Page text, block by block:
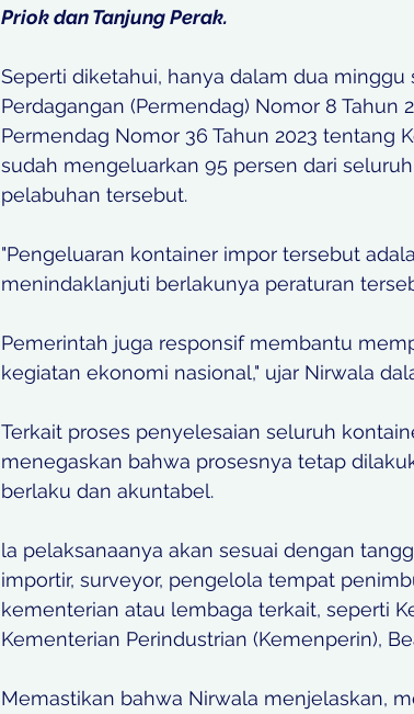
Priok dan Tanjung Perak.
Seperti diketahui, hanya dalam dua
Perdagangan (Permendag) Nomor 8 Tahun
Permendag Nomor 36 Tahun 2023 tentang
sudah mengeluarkan 95 persen dari
pelabuhan tersebut.
"Pengeluaran kontainer impor tersebut
menindaklanjuti berlakunya peraturan
Pemerintah juga responsif membantu
kegiatan ekonomi nasional," ujar Nirwala
Terkait proses penyelesaian seluruh
menegaskan bahwa prosesnya tetap
berlaku dan akuntabel.
la pelaksanaanya akan sesuai dengan
importir, surveyor, pengelola tempat
kementerian atau lembaga terkait, seperti
Kementerian Perindustrian (Kemenperin),
Memastikan bahwa Nirwala menjelaskan,